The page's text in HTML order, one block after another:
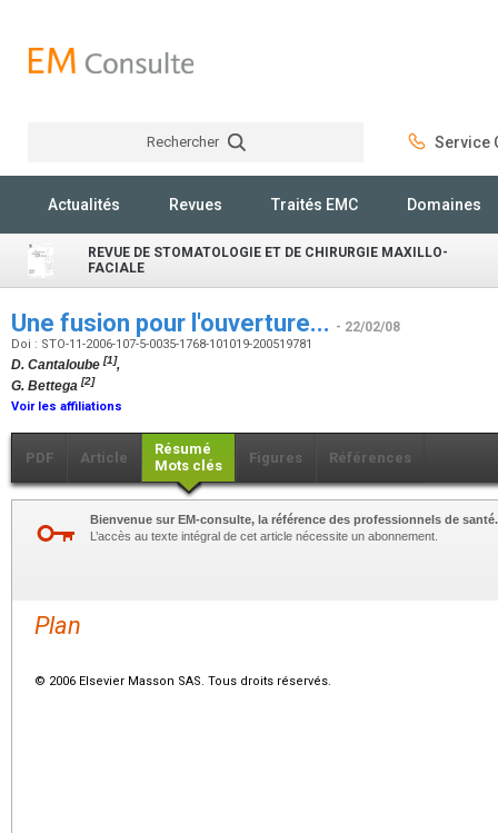
Rechercher Service
Actualités Revues Traités EMC Domaines
REVUE DE STOMATOLOGIE ET DE CHIRURGIE MAXILLO-
FACIALE
Une fusion pour l'ouverture... - 22/02/08
Doi : STO-11-2006-107-5-0035-1768-101019-200519781
D. Cantaloube [1],
G. Bettega [2]
Voir les affiliations
PDF Article
Résumé
Mots clés
Figures Références
Bienvenue sur EM-consulte, la référence des professionnels de santé.
L’accès au texte intégral de cet article nécessite un abonnement.
Plan
© 2006 Elsevier Masson SAS. Tous droits réservés.